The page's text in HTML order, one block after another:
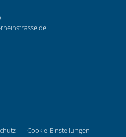
Cookie-Einstellungen